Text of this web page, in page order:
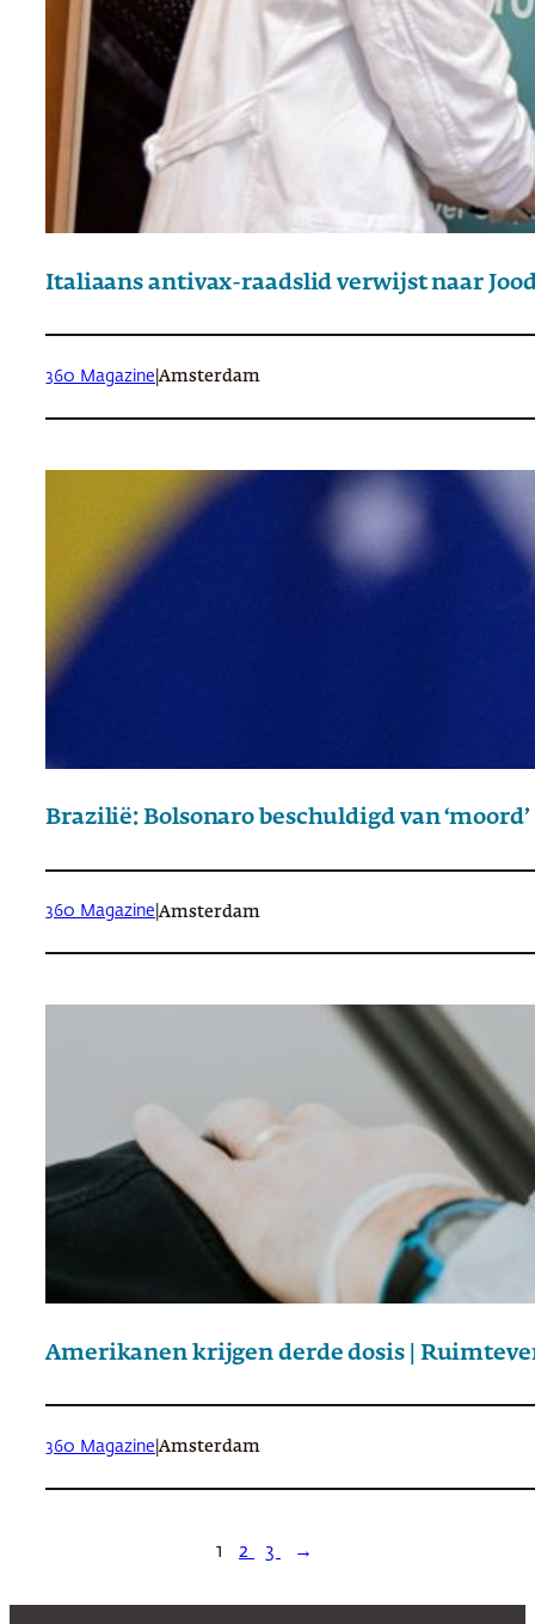
Italiaans antivax-raadslid verwijst naar
360 Magazine Amsterdam
Brazilië: Bolsonaro beschuldigd van
360 Magazine Amsterdam
Amerikanen krijgen derde dosis |
360 Magazine Amsterdam
1 2 3 →